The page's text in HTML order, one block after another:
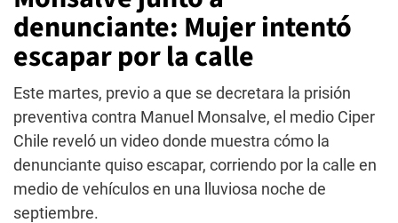
denunciante: Mujer intentó
escapar por la calle
Este martes, previo a que se decretara la prisión
preventiva contra Manuel Monsalve, el medio Ciper
Chile reveló un video donde muestra cómo la
denunciante quiso escapar, corriendo por la calle en
medio de vehículos en una lluviosa noche de
septiembre.